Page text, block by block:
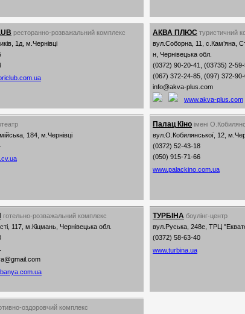
ресторанно-розважальний комплекс
1д, м.Чернівці
АКВА ПЛЮС туристичний
вул.Соборна, 11, с.Кам’яна,
н, Чернівецька обл.
(0372) 90-20-41, (03735) 2-
(067) 372-24-85, (097) 372-
info@akva-plus.com
www.akva-plus.com
184, м.Чернівці
Палац Кіно імені
вул.О.Кобилянської, 12,
(0372) 52-43-18
(050) 915-71-66
www.palackino.com.ua
готельно-розважальний комплекс
117, м.Кіцмань, Чернівецька обл.
ТУРБІНА боулінг-центр
вул.Руська, 248е, ТРЦ
(0372) 58-63-40
www.turbina.ua
оздоровчий комплекс